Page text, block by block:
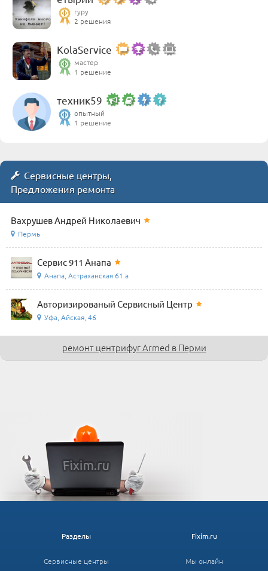
гуру
2 решения
KolaService
мастер
1 решение
техник59
опытный
1 решение
Сервисные центры,
Предложения ремонта
Вахрушев Андрей Николаевич
Пермь
Сервис 911 Анапа
Анапа, Астраханская 61 а
Авторизированый Сервисный Центр
Уфа, Айская, 46
ремонт центрифуг Armed в Перми
Fixim.ru
Мы онлайн
Разделы
Сервисные центры